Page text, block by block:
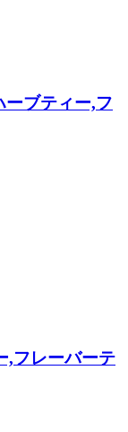
ーブティー,フ
,フレーバーテ